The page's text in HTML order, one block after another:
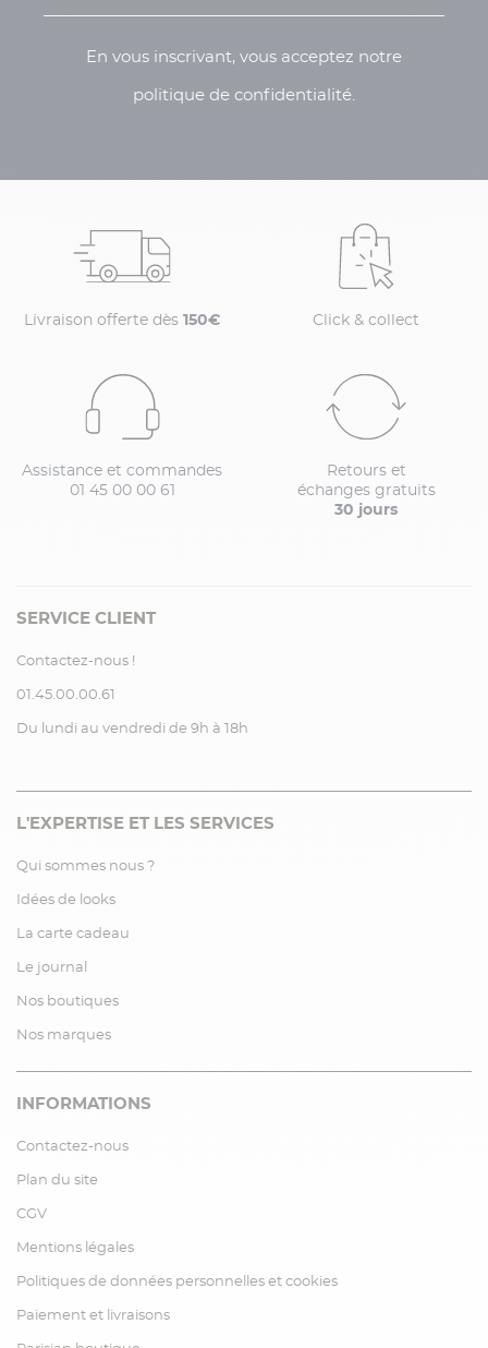
En vous inscrivant, vous acceptez notre
politique de confidentialité.
Livraison offerte dès 150€ Click & collect
Assistance et commandes
01 45 00 00 61
Retours et
échanges gratuits
30 jours
SERVICE CLIENT
Contactez-nous !
01.45.00.00.61
Du lundi au vendredi de 9h à 18h
L'EXPERTISE ET LES SERVICES
Qui sommes nous ?
Idées de looks
La carte cadeau
Le journal
Nos boutiques
Nos marques
INFORMATIONS
Contactez-nous
Plan du site
CGV
Mentions légales
Politiques de données personnelles et cookies
Paiement et livraisons